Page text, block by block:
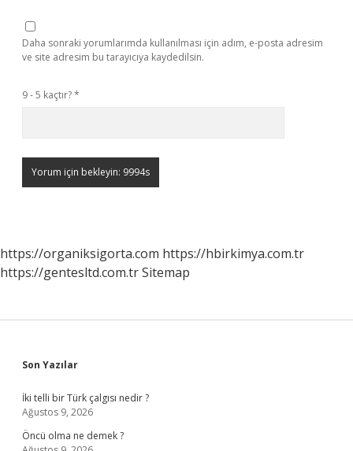
Daha sonraki yorumlarımda kullanılması için adım, e-posta adresim
ve site adresim bu tarayıcıya kaydedilsin.
9 - 5 kaçtır?*
https://organiksigorta.com https://hbirkimya.com.tr
https://gentesltd.com.trSitemap
Sidebar
Son Yazılar
İki telli bir Türk çalgısı nedir ?
Ağustos 9, 2026
Öncü olma ne demek ?